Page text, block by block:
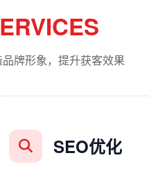
牌形象，提升获客效果
SEO优化